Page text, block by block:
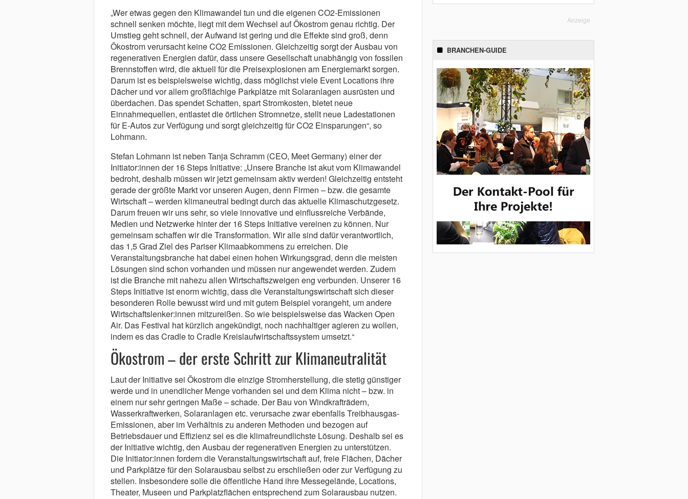
„Wer etwas gegen den Klimawandel tun und die eigenen CO2-Emissionen
schnell senken möchte, liegt mit dem Wechsel auf Ökostrom genau richtig. Der
Umstieg geht schnell, der Aufwand ist gering und die Effekte sind groß, denn
Ökostrom verursacht keine CO2 Emissionen. Gleichzeitig sorgt der Ausbau von
regenerativen Energien dafür, dass unsere Gesellschaft unabhängig von fossilen
Brennstoffen wird, die aktuell für die Preisexplosionen am Energiemarkt sorgen.
Darum ist es beispielsweise wichtig, dass möglichst viele Event Locations ihre
Dächer und vor allem großflächige Parkplätze mit Solaranlagen ausrüsten und
überdachen. Das spendet Schatten, spart Stromkosten, bietet neue
Einnahmequellen, entlastet die örtlichen Stromnetze, stellt neue Ladestationen
für E-Autos zur Verfügung und sorgt gleichzeitig für CO2 Einsparungen“, so
Lohmann.
Stefan Lohmann ist neben Tanja Schramm (CEO, Meet Germany) einer der
Initiator:innen der 16 Steps Initiative: „Unsere Branche ist akut vom Klimawandel
bedroht, deshalb müssen wir jetzt gemeinsam aktiv werden! Gleichzeitig entsteht
gerade der größte Markt vor unseren Augen, denn Firmen – bzw. die gesamte
Wirtschaft – werden klimaneutral bedingt durch das aktuelle Klimaschutzgesetz.
Darum freuen wir uns sehr, so viele innovative und einflussreiche Verbände,
Medien und Netzwerke hinter der 16 Steps Initiative vereinen zu können. Nur
gemeinsam schaffen wir die Transformation. Wir alle sind dafür verantwortlich,
das 1,5 Grad Ziel des Pariser Klimaabkommens zu erreichen. Die
Veranstaltungsbranche hat dabei einen hohen Wirkungsgrad, denn die meisten
Lösungen sind schon vorhanden und müssen nur angewendet werden. Zudem
ist die Branche mit nahezu allen Wirtschaftszweigen eng verbunden. Unserer 16
Steps Initiative ist enorm wichtig, dass die Veranstaltungswirtschaft sich dieser
besonderen Rolle bewusst wird und mit gutem Beispiel vorangeht, um andere
Wirtschaftslenker:innen mitzureißen. So wie beispielsweise das Wacken Open
Air. Das Festival hat kürzlich angekündigt, noch nachhaltiger agieren zu wollen,
indem es das Cradle to Cradle Kreislaufwirtschaftssystem umsetzt.“
Ökostrom – der erste Schritt zur Klimaneutralität
Laut der Initiative sei Ökostrom die einzige Stromherstellung, die stetig günstiger
werde und in unendlicher Menge vorhanden sei und dem Klima nicht – bzw. in
einem nur sehr geringen Maße – schade. Der Bau von Windkrafträdern,
Wasserkraftwerken, Solaranlagen etc. verursache zwar ebenfalls Treibhausgas-
Emissionen, aber im Verhältnis zu anderen Methoden und bezogen auf
Betriebsdauer und Effizienz sei es die klimafreundlichste Lösung. Deshalb sei es
der Initiative wichtig, den Ausbau der regenerativen Energien zu unterstützen.
Die Initiator:innen fordern die Veranstaltungswirtschaft auf, freie Flächen, Dächer
und Parkplätze für den Solarausbau selbst zu erschließen oder zur Verfügung zu
stellen. Insbesondere solle die öffentliche Hand ihre Messegelände, Locations,
Theater, Museen und Parkplatzflächen entsprechend zum Solarausbau nutzen.
Anzeige
BRANCHEN-GUIDE